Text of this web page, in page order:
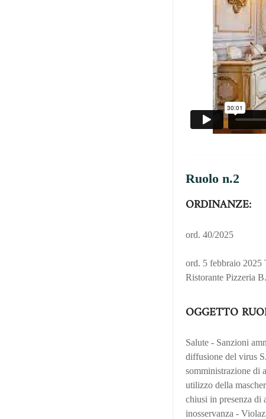
Ruolo n.2
ORDINANZE:
ord. 40/2025
ord. 5 febbraio 2025
Ristorante Pizzeria
OGGETTO
Salute - Sanzioni
diffusione del virus
somministrazione di
utilizzo della
chiusi in presenza di
inosservanza -